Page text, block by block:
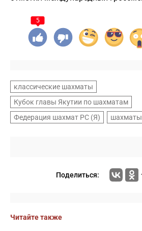
5
классические шахматы
Кубок главы Якутии по шахматам
Федерация шахмат РС (Я)
шахматы
Поделиться:
Читайте также